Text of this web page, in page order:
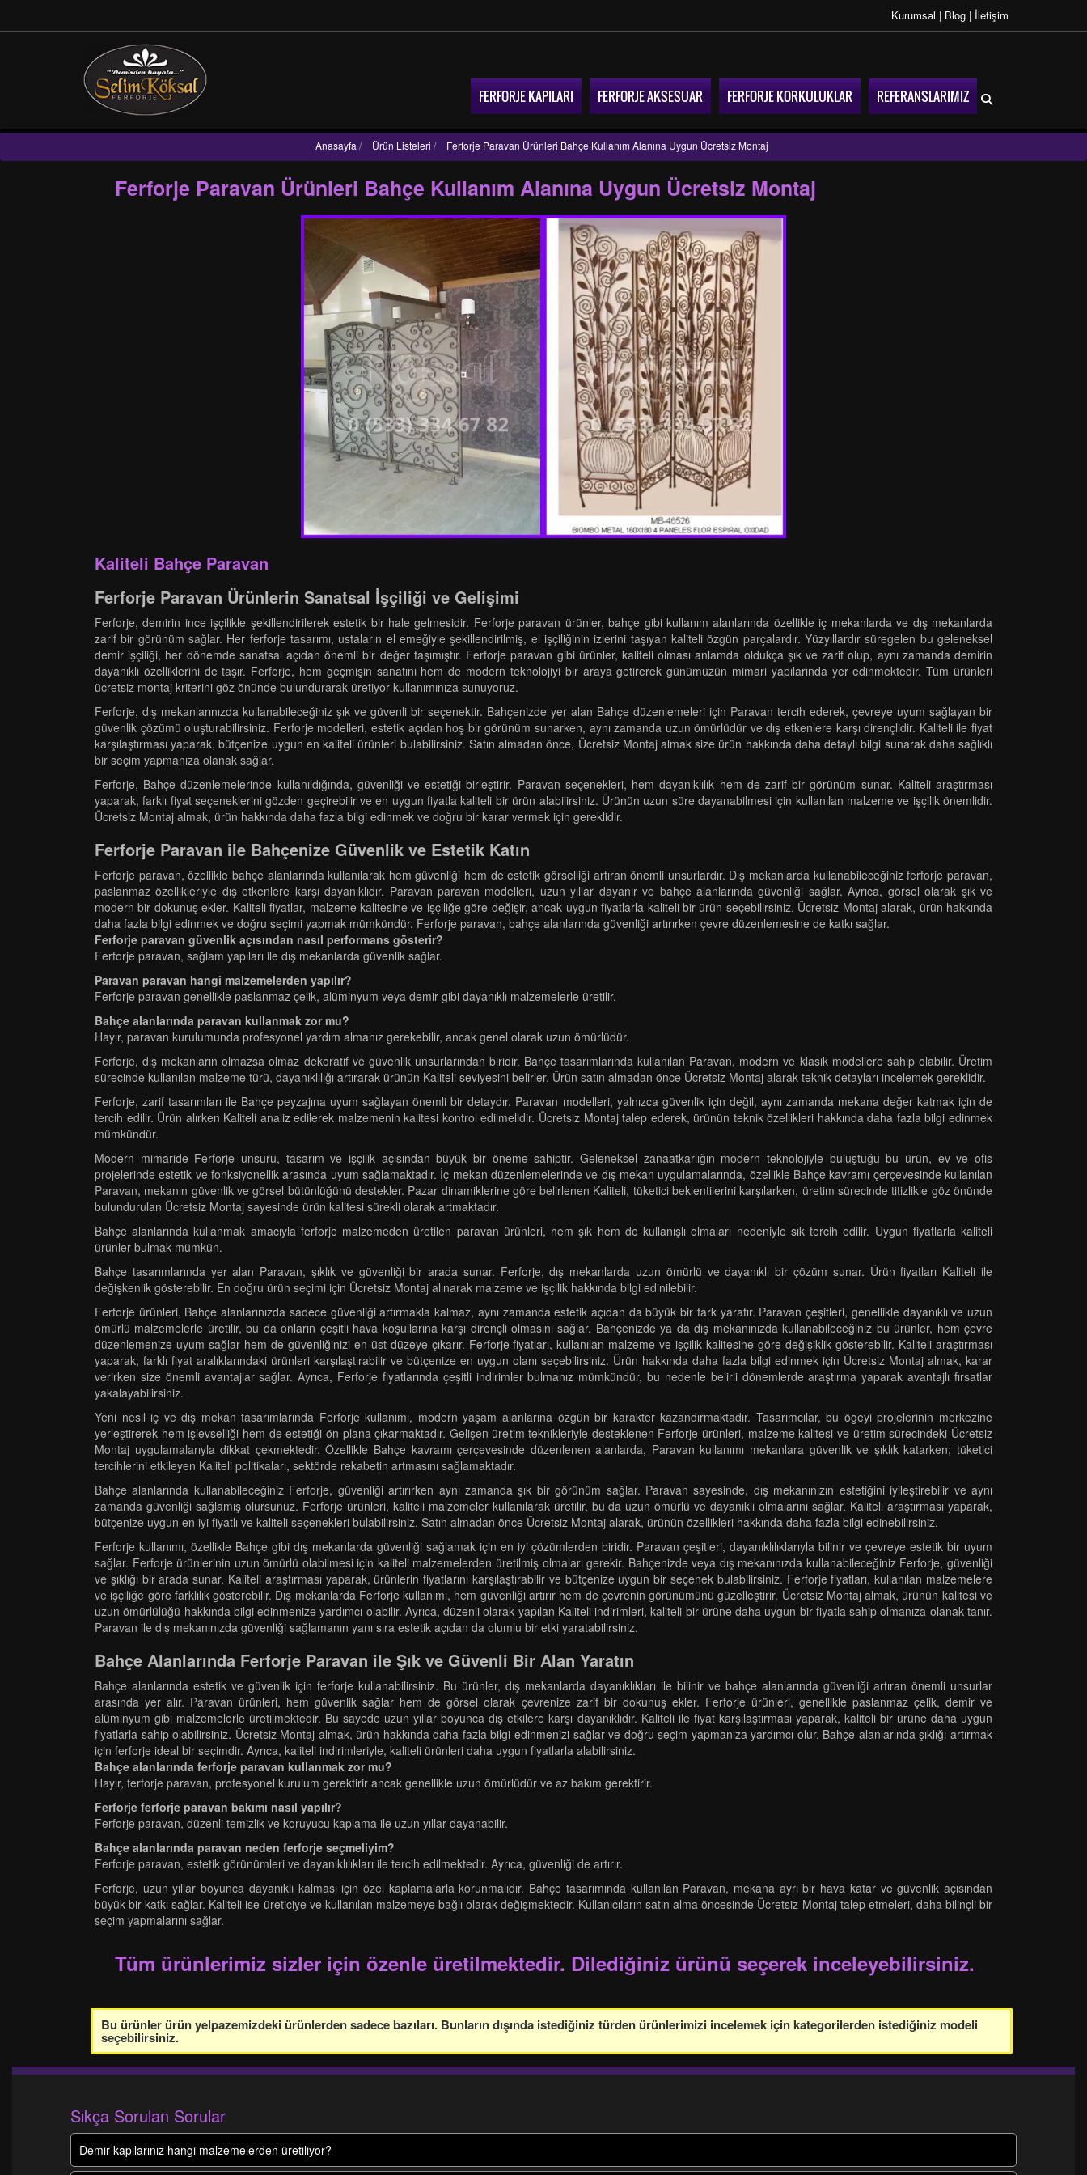
Kurumsal | Blog | İletişim
FERFORJE KAPILARI FERFORJE AKSESUAR FERFORJE KORKULUKLAR REFERANSLARIMIZ
Anasayfa / Ürün Listeleri / Ferforje Paravan Ürünleri Bahçe Kullanım Alanına Uygun Ücretsiz Montaj
Ferforje Paravan Ürünleri Bahçe Kullanım Alanına Uygun Ücretsiz Montaj
Kaliteli Bahçe Paravan
Ferforje Paravan Ürünlerin Sanatsal İşçiliği ve Gelişimi
Ferforje, demirin ince işçilikle şekillendirilerek estetik bir hale gelmesidir. Ferforje paravan ürünler, bahçe gibi kullanım alanlarında özellikle iç mekanlarda ve dış mekanlarda
zarif bir görünüm sağlar. Her ferforje tasarımı, ustaların el emeğiyle şekillendirilmiş, el işçiliğinin izlerini taşıyan kaliteli özgün parçalardır. Yüzyıllardır süregelen bu geleneksel
demir işçiliği, her dönemde sanatsal açıdan önemli bir değer taşımıştır. Ferforje paravan gibi ürünler, kaliteli olması anlamda oldukça şık ve zarif olup, aynı zamanda demirin
dayanıklı özelliklerini de taşır. Ferforje, hem geçmişin sanatını hem de modern teknolojiyi bir araya getirerek günümüzün mimari yapılarında yer edinmektedir. Tüm ürünleri
ücretsiz montaj kriterini göz önünde bulundurarak üretiyor kullanımınıza sunuyoruz.
Ferforje, dış mekanlarınızda kullanabileceğiniz şık ve güvenli bir seçenektir. Bahçenizde yer alan Bahçe düzenlemeleri için Paravan tercih ederek, çevreye uyum sağlayan bir
güvenlik çözümü oluşturabilirsiniz. Ferforje modelleri, estetik açıdan hoş bir görünüm sunarken, aynı zamanda uzun ömürlüdür ve dış etkenlere karşı dirençlidir. Kaliteli ile fiyat
karşılaştırması yaparak, bütçenize uygun en kaliteli ürünleri bulabilirsiniz. Satın almadan önce, Ücretsiz Montaj almak size ürün hakkında daha detaylı bilgi sunarak daha sağlıklı
bir seçim yapmanıza olanak sağlar.
Ferforje, Bahçe düzenlemelerinde kullanıldığında, güvenliği ve estetiği birleştirir. Paravan seçenekleri, hem dayanıklılık hem de zarif bir görünüm sunar. Kaliteli araştırması
yaparak, farklı fiyat seçeneklerini gözden geçirebilir ve en uygun fiyatla kaliteli bir ürün alabilirsiniz. Ürünün uzun süre dayanabilmesi için kullanılan malzeme ve işçilik önemlidir.
Ücretsiz Montaj almak, ürün hakkında daha fazla bilgi edinmek ve doğru bir karar vermek için gereklidir.
Ferforje Paravan ile Bahçenize Güvenlik ve Estetik Katın
Ferforje paravan, özellikle bahçe alanlarında kullanılarak hem güvenliği hem de estetik görselliği artıran önemli unsurlardır. Dış mekanlarda kullanabileceğiniz ferforje paravan,
paslanmaz özellikleriyle dış etkenlere karşı dayanıklıdır. Paravan paravan modelleri, uzun yıllar dayanır ve bahçe alanlarında güvenliği sağlar. Ayrıca, görsel olarak şık ve
modern bir dokunuş ekler. Kaliteli fiyatlar, malzeme kalitesine ve işçiliğe göre değişir, ancak uygun fiyatlarla kaliteli bir ürün seçebilirsiniz. Ücretsiz Montaj alarak, ürün hakkında
daha fazla bilgi edinmek ve doğru seçimi yapmak mümkündür. Ferforje paravan, bahçe alanlarında güvenliği artırırken çevre düzenlemesine de katkı sağlar.
Ferforje paravan güvenlik açısından nasıl performans gösterir?
Ferforje paravan, sağlam yapıları ile dış mekanlarda güvenlik sağlar.
Paravan paravan hangi malzemelerden yapılır?
Ferforje paravan genellikle paslanmaz çelik, alüminyum veya demir gibi dayanıklı malzemelerle üretilir.
Bahçe alanlarında paravan kullanmak zor mu?
Hayır, paravan kurulumunda profesyonel yardım almanız gerekebilir, ancak genel olarak uzun ömürlüdür.
Ferforje, dış mekanların olmazsa olmaz dekoratif ve güvenlik unsurlarından biridir. Bahçe tasarımlarında kullanılan Paravan, modern ve klasik modellere sahip olabilir. Üretim
sürecinde kullanılan malzeme türü, dayanıklılığı artırarak ürünün Kaliteli seviyesini belirler. Ürün satın almadan önce Ücretsiz Montaj alarak teknik detayları incelemek gereklidir.
Ferforje, zarif tasarımları ile Bahçe peyzajına uyum sağlayan önemli bir detaydır. Paravan modelleri, yalnızca güvenlik için değil, aynı zamanda mekana değer katmak için de
tercih edilir. Ürün alırken Kaliteli analiz edilerek malzemenin kalitesi kontrol edilmelidir. Ücretsiz Montaj talep ederek, ürünün teknik özellikleri hakkında daha fazla bilgi edinmek
mümkündür.
Modern mimaride Ferforje unsuru, tasarım ve işçilik açısından büyük bir öneme sahiptir. Geleneksel zanaatkarlığın modern teknolojiyle buluştuğu bu ürün, ev ve ofis
projelerinde estetik ve fonksiyonellik arasında uyum sağlamaktadır. İç mekan düzenlemelerinde ve dış mekan uygulamalarında, özellikle Bahçe kavramı çerçevesinde kullanılan
Paravan, mekanın güvenlik ve görsel bütünlüğünü destekler. Pazar dinamiklerine göre belirlenen Kaliteli, tüketici beklentilerini karşılarken, üretim sürecinde titizlikle göz önünde
bulundurulan Ücretsiz Montaj sayesinde ürün kalitesi sürekli olarak artmaktadır.
Bahçe alanlarında kullanmak amacıyla ferforje malzemeden üretilen paravan ürünleri, hem şık hem de kullanışlı olmaları nedeniyle sık tercih edilir. Uygun fiyatlarla kaliteli
ürünler bulmak mümkün.
Bahçe tasarımlarında yer alan Paravan, şıklık ve güvenliği bir arada sunar. Ferforje, dış mekanlarda uzun ömürlü ve dayanıklı bir çözüm sunar. Ürün fiyatları Kaliteli ile
değişkenlik gösterebilir. En doğru ürün seçimi için Ücretsiz Montaj alınarak malzeme ve işçilik hakkında bilgi edinilebilir.
Ferforje ürünleri, Bahçe alanlarınızda sadece güvenliği artırmakla kalmaz, aynı zamanda estetik açıdan da büyük bir fark yaratır. Paravan çeşitleri, genellikle dayanıklı ve uzun
ömürlü malzemelerle üretilir, bu da onların çeşitli hava koşullarına karşı dirençli olmasını sağlar. Bahçenizde ya da dış mekanınızda kullanabileceğiniz bu ürünler, hem çevre
düzenlemenize uyum sağlar hem de güvenliğinizi en üst düzeye çıkarır. Ferforje fiyatları, kullanılan malzeme ve işçilik kalitesine göre değişiklik gösterebilir. Kaliteli araştırması
yaparak, farklı fiyat aralıklarındaki ürünleri karşılaştırabilir ve bütçenize en uygun olanı seçebilirsiniz. Ürün hakkında daha fazla bilgi edinmek için Ücretsiz Montaj almak, karar
verirken size önemli avantajlar sağlar. Ayrıca, Ferforje fiyatlarında çeşitli indirimler bulmanız mümkündür, bu nedenle belirli dönemlerde araştırma yaparak avantajlı fırsatlar
yakalayabilirsiniz.
Yeni nesil iç ve dış mekan tasarımlarında Ferforje kullanımı, modern yaşam alanlarına özgün bir karakter kazandırmaktadır. Tasarımcılar, bu ögeyi projelerinin merkezine
yerleştirerek hem işlevselliği hem de estetiği ön plana çıkarmaktadır. Gelişen üretim teknikleriyle desteklenen Ferforje ürünleri, malzeme kalitesi ve üretim sürecindeki Ücretsiz
Montaj uygulamalarıyla dikkat çekmektedir. Özellikle Bahçe kavramı çerçevesinde düzenlenen alanlarda, Paravan kullanımı mekanlara güvenlik ve şıklık katarken; tüketici
tercihlerini etkileyen Kaliteli politikaları, sektörde rekabetin artmasını sağlamaktadır.
Bahçe alanlarında kullanabileceğiniz Ferforje, güvenliği artırırken aynı zamanda şık bir görünüm sağlar. Paravan sayesinde, dış mekanınızın estetiğini iyileştirebilir ve aynı
zamanda güvenliği sağlamış olursunuz. Ferforje ürünleri, kaliteli malzemeler kullanılarak üretilir, bu da uzun ömürlü ve dayanıklı olmalarını sağlar. Kaliteli araştırması yaparak,
bütçenize uygun en iyi fiyatlı ve kaliteli seçenekleri bulabilirsiniz. Satın almadan önce Ücretsiz Montaj alarak, ürünün özellikleri hakkında daha fazla bilgi edinebilirsiniz.
Ferforje kullanımı, özellikle Bahçe gibi dış mekanlarda güvenliği sağlamak için en iyi çözümlerden biridir. Paravan çeşitleri, dayanıklılıklarıyla bilinir ve çevreye estetik bir uyum
sağlar. Ferforje ürünlerinin uzun ömürlü olabilmesi için kaliteli malzemelerden üretilmiş olmaları gerekir. Bahçenizde veya dış mekanınızda kullanabileceğiniz Ferforje, güvenliği
ve şıklığı bir arada sunar. Kaliteli araştırması yaparak, ürünlerin fiyatlarını karşılaştırabilir ve bütçenize uygun bir seçenek bulabilirsiniz. Ferforje fiyatları, kullanılan malzemelere
ve işçiliğe göre farklılık gösterebilir. Dış mekanlarda Ferforje kullanımı, hem güvenliği artırır hem de çevrenin görünümünü güzelleştirir. Ücretsiz Montaj almak, ürünün kalitesi ve
uzun ömürlülüğü hakkında bilgi edinmenize yardımcı olabilir. Ayrıca, düzenli olarak yapılan Kaliteli indirimleri, kaliteli bir ürüne daha uygun bir fiyatla sahip olmanıza olanak tanır.
Paravan ile dış mekanınızda güvenliği sağlamanın yanı sıra estetik açıdan da olumlu bir etki yaratabilirsiniz.
Bahçe Alanlarında Ferforje Paravan ile Şık ve Güvenli Bir Alan Yaratın
Bahçe alanlarında estetik ve güvenlik için ferforje kullanabilirsiniz. Bu ürünler, dış mekanlarda dayanıklıkları ile bilinir ve bahçe alanlarında güvenliği artıran önemli unsurlar
arasında yer alır. Paravan ürünleri, hem güvenlik sağlar hem de görsel olarak çevrenize zarif bir dokunuş ekler. Ferforje ürünleri, genellikle paslanmaz çelik, demir ve
alüminyum gibi malzemelerle üretilmektedir. Bu sayede uzun yıllar boyunca dış etkilere karşı dayanıklıdır. Kaliteli ile fiyat karşılaştırması yaparak, kaliteli bir ürüne daha uygun
fiyatlarla sahip olabilirsiniz. Ücretsiz Montaj almak, ürün hakkında daha fazla bilgi edinmenizi sağlar ve doğru seçim yapmanıza yardımcı olur. Bahçe alanlarında şıklığı artırmak
için ferforje ideal bir seçimdir. Ayrıca, kaliteli indirimleriyle, kaliteli ürünleri daha uygun fiyatlarla alabilirsiniz.
Bahçe alanlarında ferforje paravan kullanmak zor mu?
Hayır, ferforje paravan, profesyonel kurulum gerektirir ancak genellikle uzun ömürlüdür ve az bakım gerektirir.
Ferforje ferforje paravan bakımı nasıl yapılır?
Ferforje paravan, düzenli temizlik ve koruyucu kaplama ile uzun yıllar dayanabilir.
Bahçe alanlarında paravan neden ferforje seçmeliyim?
Ferforje paravan, estetik görünümleri ve dayanıklılıkları ile tercih edilmektedir. Ayrıca, güvenliği de artırır.
Ferforje, uzun yıllar boyunca dayanıklı kalması için özel kaplamalarla korunmalıdır. Bahçe tasarımında kullanılan Paravan, mekana ayrı bir hava katar ve güvenlik açısından
büyük bir katkı sağlar. Kaliteli ise üreticiye ve kullanılan malzemeye bağlı olarak değişmektedir. Kullanıcıların satın alma öncesinde Ücretsiz Montaj talep etmeleri, daha bilinçli bir
seçim yapmalarını sağlar.
Tüm ürünlerimiz sizler için özenle üretilmektedir. Dilediğiniz ürünü seçerek inceleyebilirsiniz.
Bu ürünler ürün yelpazemizdeki ürünlerden sadece bazıları. Bunların dışında istediğiniz türden ürünlerimizi incelemek için kategorilerden istediğiniz modeli
seçebilirsiniz.
Sıkça Sorulan Sorular
Demir kapılarınız hangi malzemelerden üretiliyor?